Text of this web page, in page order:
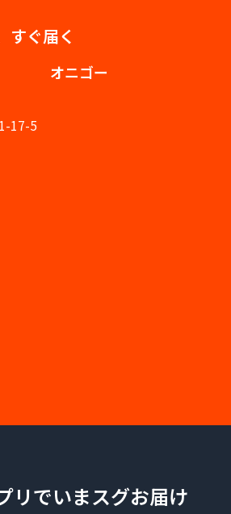
すぐ届く
オニゴー
17-5
リでいまスグお届け